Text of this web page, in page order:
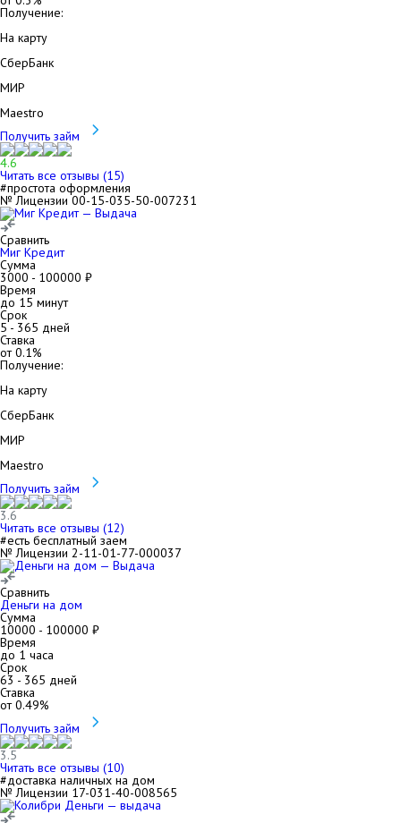
Получение:
На карту
СберБанк
МИР
Maestro
Получить займ
4.6
Читать все отзывы (15)
#простота оформления
№ Лицензии 00-15-035-50-007231
Сравнить
Миг Кредит
Сумма
3000 - 100000 ₽
Время
до 15 минут
Срок
5- 365 дней
Ставка
от0.1%
Получение:
На карту
СберБанк
МИР
Maestro
Получить займ
3.6
Читать все отзывы (12)
#есть бесплатный заем
№ Лицензии 2-11-01-77-000037
Сравнить
Деньги на дом
Сумма
10000 - 100000 ₽
Время
до 1 часа
Срок
63 - 365 дней
Ставка
от0.49%
Получить займ
3.5
Читать все отзывы (10)
#доставка наличных на дом
№ Лицензии 17-031-40-008565